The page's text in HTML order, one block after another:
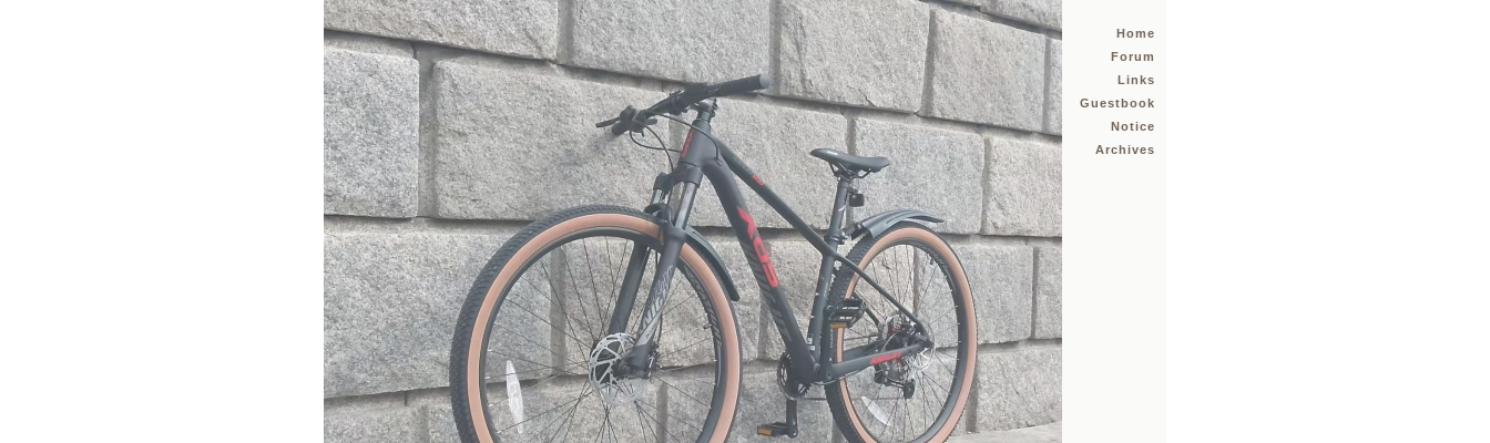
Home
Forum
Links
Guestbook
Notice
Archives